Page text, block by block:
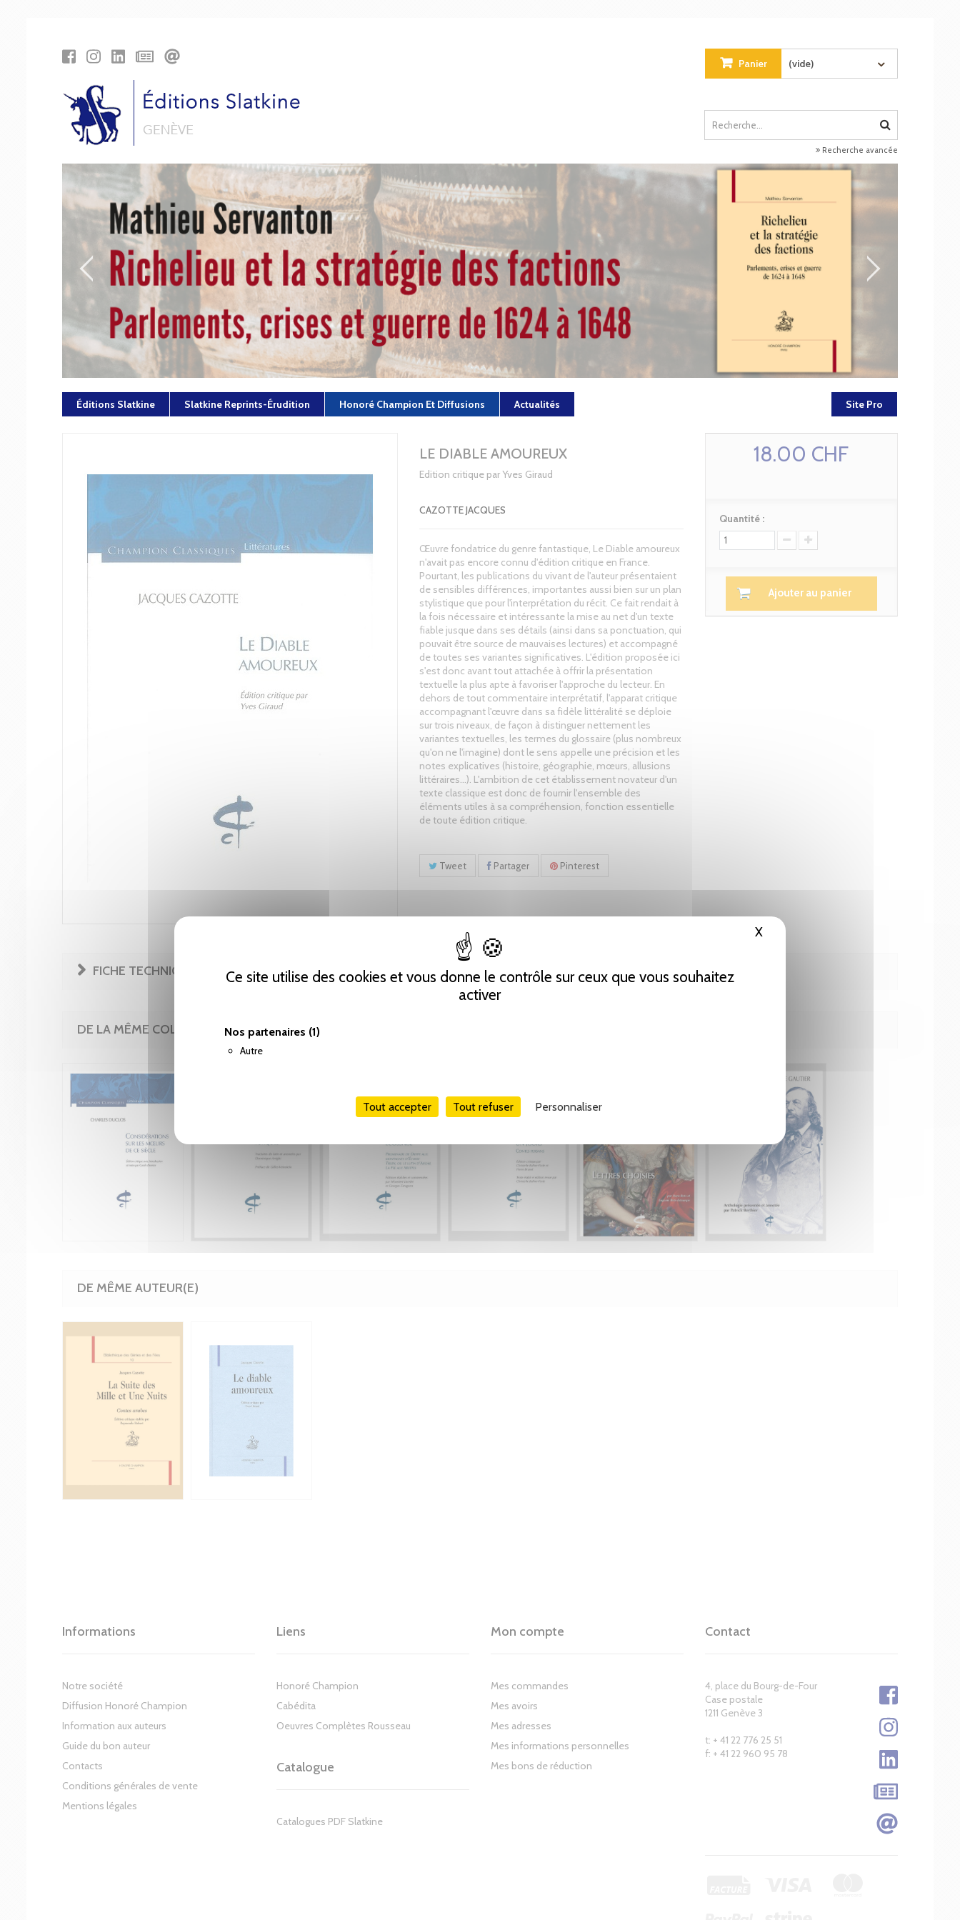
Ce site utilise des cookies et vous donne le contrôle sur ceux que vous souhaitez
activer
Nos partenaires (1)
Autre
Tout accepter Tout refuser Personnaliser
X Masquer le bandeau des cookies
Panier (vide)
Recherche avancée
Éditions Slatkine Slatkine Reprints-Érudition Honoré Champion Et Diffusions Actualités Site Pro
LE DIABLE AMOUREUX
Edition critique par Yves Giraud
CAZOTTE JACQUES
Œuvre fondatrice du genre fantastique, Le Diable amoureux
n'avait pas encore connu d'édition critique en France.
Pourtant, les publications du vivant de l'auteur présentaient
de sensibles différences, importantes aussi bien sur un plan
stylistique que pour l'interprétation du récit. Ce fait rendait à
la fois nécessaire et intéressante la mise au net d'un texte
fiable jusque dans ses détails (ainsi dans sa ponctuation, qui
pouvait être source de mauvaises lectures) et accompagné
de toutes ses variantes significatives. L'édition proposée ici
s'est donc avant tout attachée à offrir la présentation
textuelle la plus apte à favoriser l'approche du lecteur. En
dehors de tout commentaire interprétatif, l'apparat critique
accompagnant l'œuvre dans sa fidèle littéralité se déploie
sur trois niveaux, de façon à distinguer nettement les
variantes textuelles, les termes du glossaire (plus nombreux
qu'on ne l'imagine) dont le sens appelle une précision et les
notes explicatives (histoire, géographie, mœurs, allusions
littéraires…). L'ambition de cet établissement novateur d'un
texte classique est donc de fournir l'ensemble des
éléments utiles à sa compréhension, fonction essentielle
de toute édition critique.
Tweet Partager Pinterest
18.00 CHF
Quantité :
Ajouter au panier
FICHE TECHNIQUE
DE LA MÊME COLLECTION
DE MÊME AUTEUR(E)
Informations
Notre société
Diffusion Honoré Champion
Information aux auteurs
Guide du bon auteur
Contacts
Conditions générales de vente
Mentions légales
Liens
Honoré Champion
Cabédita
Oeuvres Complètes Rousseau
Catalogue
Catalogues PDF Slatkine
Mon compte
Mes commandes
Mes avoirs
Mes adresses
Mes informations personnelles
Mes bons de réduction
Contact
4, place du Bourg-de-Four
Case postale
1211 Genève 3
t: + 41 22 776 25 51
f: + 41 22 960 95 78